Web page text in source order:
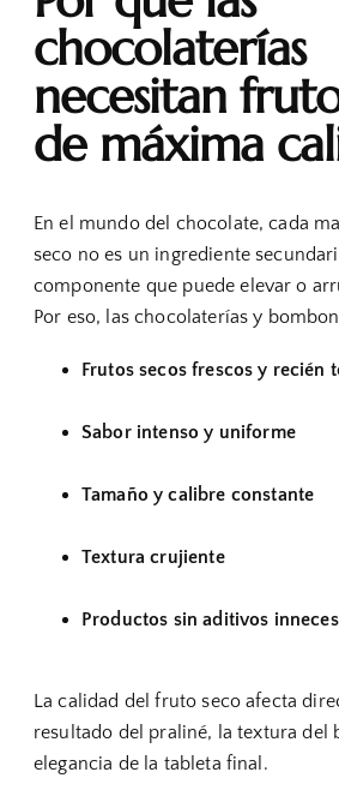
chocolaterías
necesitan
de máxima
En el mundo del chocolate, cada
seco no es un ingrediente
componente que puede elevar o
Por eso, las chocolaterías y
Frutos secos frescos y recién
Sabor intenso y uniforme
Tamaño y calibre constante
Textura crujiente
Productos sin aditivos
La calidad del fruto seco afecta
resultado del praliné, la textura del
elegancia de la tableta final.